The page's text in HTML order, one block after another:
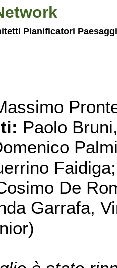
Pianificatori
Paolo
Faidiga;
De
Garrafa,